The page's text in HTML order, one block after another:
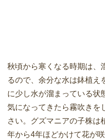
秋頃から寒くなる時期は、
るので、余分な水は鉢植え
に少し水が溜まっている状
気になってきたら霧吹きを
さい。グズマニアの子株は
年から4年ほどかけて花が